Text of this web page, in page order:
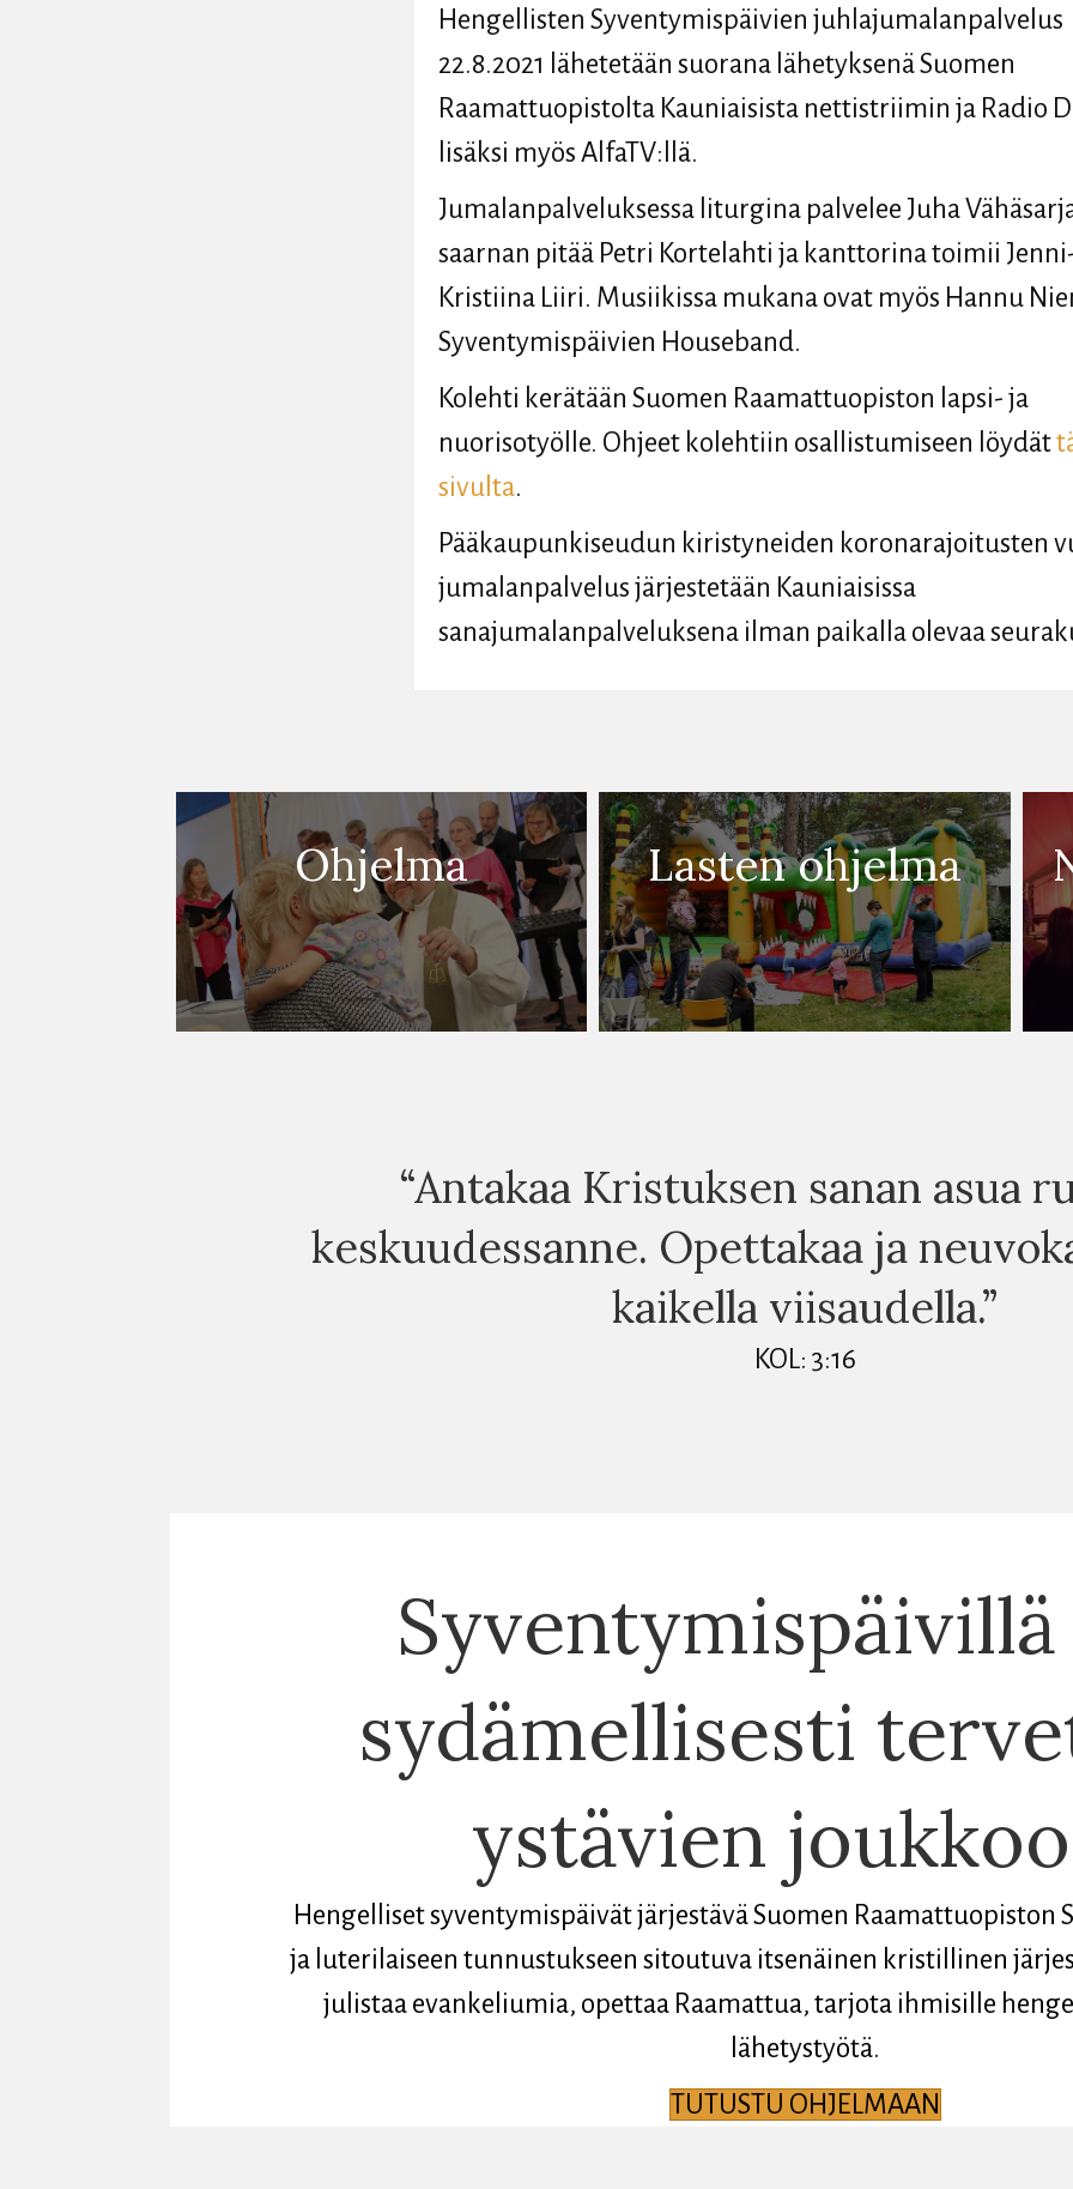
Hengellisten Syventymispäivien juhlajumalanpalvelus
22.8.2021 lähetetään suorana lähetyksenä Suomen
Raamattuopistolta Kauniaisista nettistriimin ja Radio
lisäksi myös AlfaTV:llä.
Jumalanpalveluksessa liturgina palvelee Juha
saarnan pitää Petri Kortelahti ja kanttorina toimii
Kristiina Liiri. Musiikissa mukana ovat myös Hannu
Syventymispäivien Houseband.
Kolehti kerätään Suomen Raamattuopiston lapsi- ja
nuorisotyölle. Ohjeet kolehtiin osallistumiseen löydät
sivulta.
Pääkaupunkiseudun kiristyneiden koronarajoitusten
jumalanpalvelus järjestetään Kauniaisissa
sanajumalanpalveluksena ilman paikalla olevaa
Ohjelma Lasten ohjelma
“Antakaa Kristuksen sanan asua
keskuudessanne. Opettakaa ja
kaikella viisaudella.”
KOL: 3:16
sydämellisesti
ystävien
Hengelliset syventymispäivät järjestävä Suomen Raamattuopiston
ja luterilaiseen tunnustukseen sitoutuva itsenäinen kristillinen
julistaa evankeliumia, opettaa Raamattua, tarjota ihmisille
lähetystyötä.
TUTUSTU OHJELMAAN